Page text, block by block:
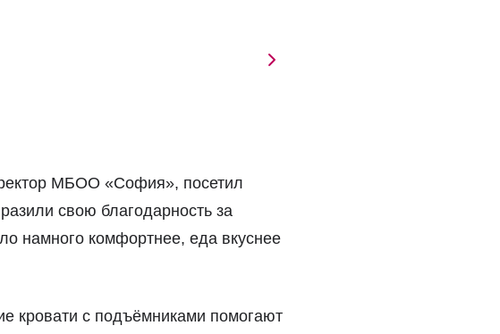
МБОО «София», посетил
свою благодарность за
намного комфортнее, еда вкуснее
кровати с подъёмниками помогают